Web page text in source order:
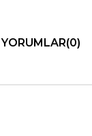
YORUMLAR(0)